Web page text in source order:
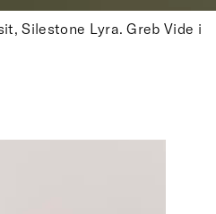
Silestone Lyra. Greb Vide i